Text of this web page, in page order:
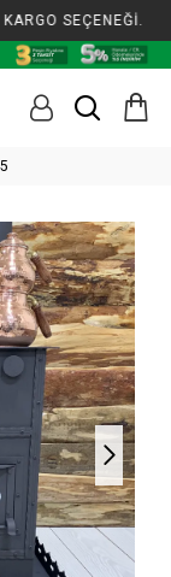
SEÇENEĞİ.